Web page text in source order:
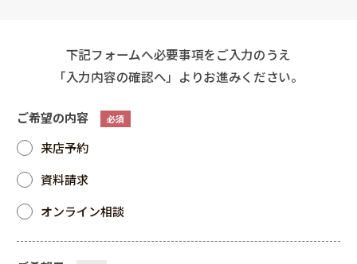
下記フォームへ必要事項をご入力のうえ
「入力内容の確認へ」よりお進みください。
ご希望の内容 必須
来店予約
資料請求
オンライン相談